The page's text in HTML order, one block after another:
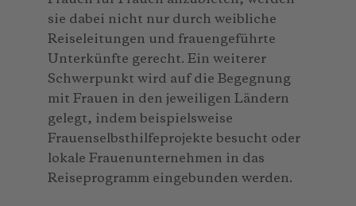
sie dabei nicht nur durch weibliche
Reiseleitungen und frauengeführte
Unterkünfte gerecht. Ein weiterer
Schwerpunkt wird auf die Begegnung
mit Frauen in den jeweiligen Ländern
gelegt, indem beispielsweise
Frauenselbsthilfeprojekte besucht oder
lokale Frauenunternehmen in das
Reiseprogramm eingebunden werden.